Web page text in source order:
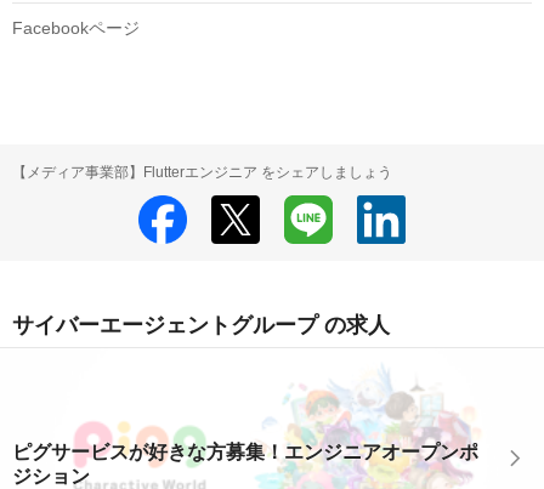
Facebookページ
【メディア事業部】Flutterエンジニア をシェアしましょう
サイバーエージェントグループ の求人
ピグサービスが好きな方募集！エンジニアオープンポ
ジション